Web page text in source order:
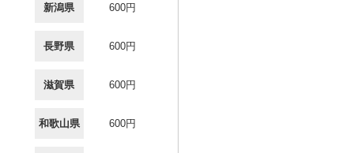
新潟県 600円
長野県 600円
滋賀県 600円
和歌山県 600円